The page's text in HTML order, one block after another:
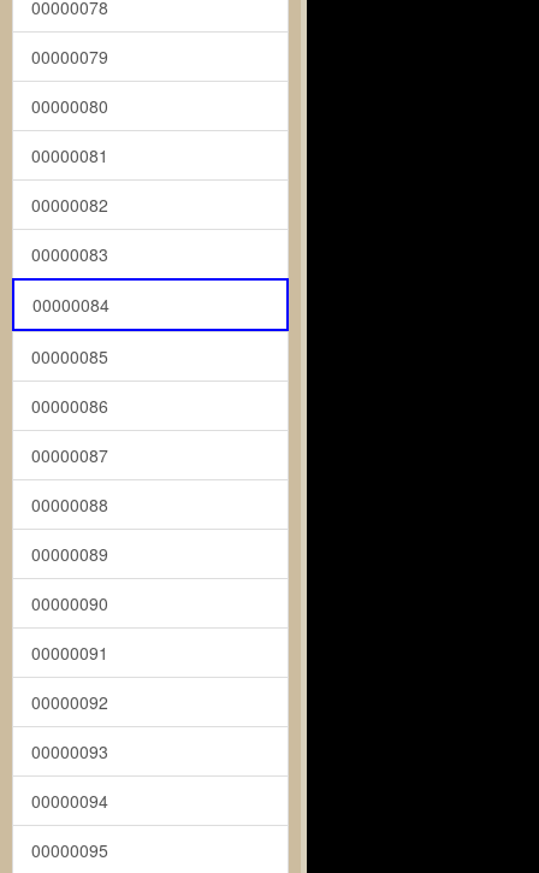
00000078
00000079
00000080
00000081
00000082
00000083
00000084
00000085
00000086
00000087
00000088
00000089
00000090
00000091
00000092
00000093
00000094
00000095